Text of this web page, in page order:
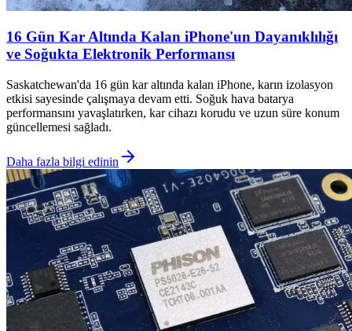
16 Gün Kar Altında Kalan iPhone'un Dayanıklılığı
ve Soğukta Elektronik Performansı
Saskatchewan'da 16 gün kar altında kalan iPhone, karın izolasyon
etkisi sayesinde çalışmaya devam etti. Soğuk hava batarya
performansını yavaşlatırken, kar cihazı korudu ve uzun süre konum
güncellemesi sağladı.
Daha fazla bilgi edinin